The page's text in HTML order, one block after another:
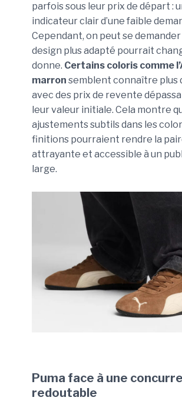
parfois sous leur prix de départ :
indicateur clair d’une faible
Cependant, on peut se demander
design plus adapté pourrait
donne. Certains coloris comme
marron semblent connaître plus
avec des prix de revente
leur valeur initiale. Cela montre
ajustements subtils dans les
finitions pourraient rendre la
attrayante et accessible à un
large.
Puma face à une
redoutable